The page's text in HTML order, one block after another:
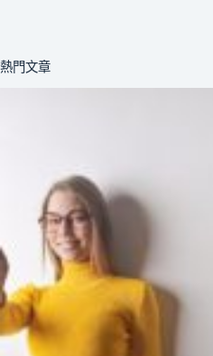
熱門文章